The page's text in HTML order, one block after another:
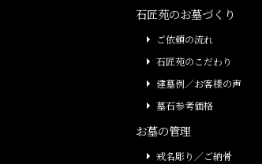
石匠苑のお墓づくり
ご依頼の流れ
石匠苑のこだわり
建墓例／お客様の声
墓石参考価格
お墓の管理
戒名彫り／ご納骨